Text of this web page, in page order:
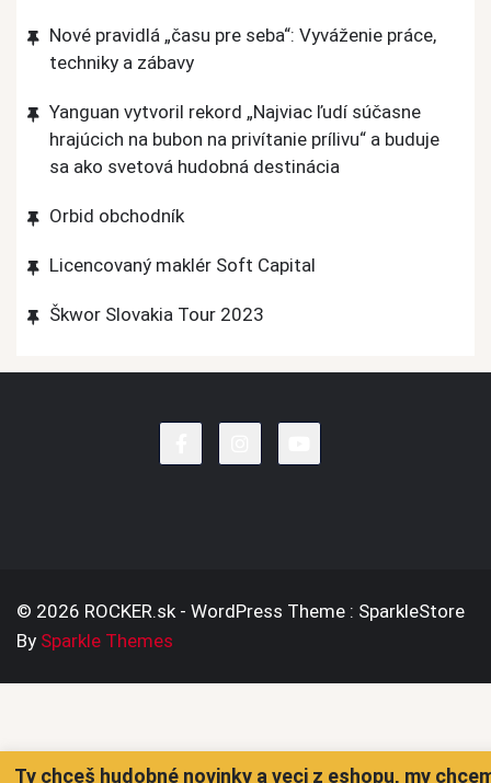
Nové pravidlá „času pre seba“: Vyváženie práce,
techniky a zábavy
Yanguan vytvoril rekord „Najviac ľudí súčasne
hrajúcich na bubon na privítanie prílivu“ a buduje
sa ako svetová hudobná destinácia
Orbid obchodník
Licencovaný maklér Soft Capital
Škwor Slovakia Tour 2023
© 2026 ROCKER.sk - WordPress Theme : SparkleStore
By Sparkle Themes
Ty chceš hudobné novinky a veci z eshopu, my